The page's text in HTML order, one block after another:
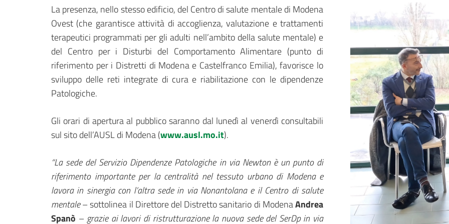
La presenza, nello stesso edificio, del Centro di salute mentale di Modena
Ovest (che garantisce attività di accoglienza, valutazione e trattamenti
terapeutici programmati per gli adulti nell’ambito della salute mentale) e
del Centro per i Disturbi del Comportamento Alimentare (punto di
riferimento per i Distretti di Modena e Castelfranco Emilia), favorisce lo
sviluppo delle reti integrate di cura e riabilitazione con le dipendenze
Patologiche.
Gli orari di apertura al pubblico saranno dal lunedì al venerdì consultabili
sul sito dell’AUSL di Modena (www.ausl.mo.it).
“La sede del Servizio Dipendenze Patologiche in via Newton è un punto di
riferimento importante per la centralità nel tessuto urbano di Modena e
lavora in sinergia con l’altra sede in via Nonantolana e il Centro di salute
mentale– sottolinea il Direttore del Distretto sanitario di ModenaAndrea
Spanò –grazie ai lavori di ristrutturazione la nuova sede del SerDp in via